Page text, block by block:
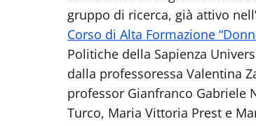
gruppo di ricerca, già attivo
Corso di Alta Formazione
Politiche della Sapienza
dalla professoressa Valentina
professor Gianfranco Gabriele
Turco, Maria Vittoria Prest e